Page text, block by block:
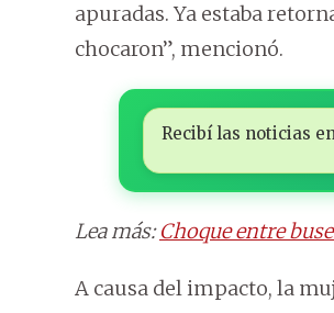
apuradas. Ya estaba
chocaron”, mencionó.
Recibí las noticias
Lea más:Choque entre
A causa del impacto, la